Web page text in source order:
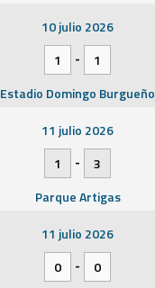
10 julio 2026
1
-
1
Estadio Domingo Burgueño
11 julio 2026
1
-
3
Parque Artigas
11 julio 2026
0
-
0